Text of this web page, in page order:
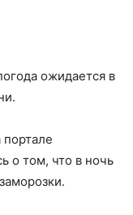
ожидается в
портале
о том, что в ночь